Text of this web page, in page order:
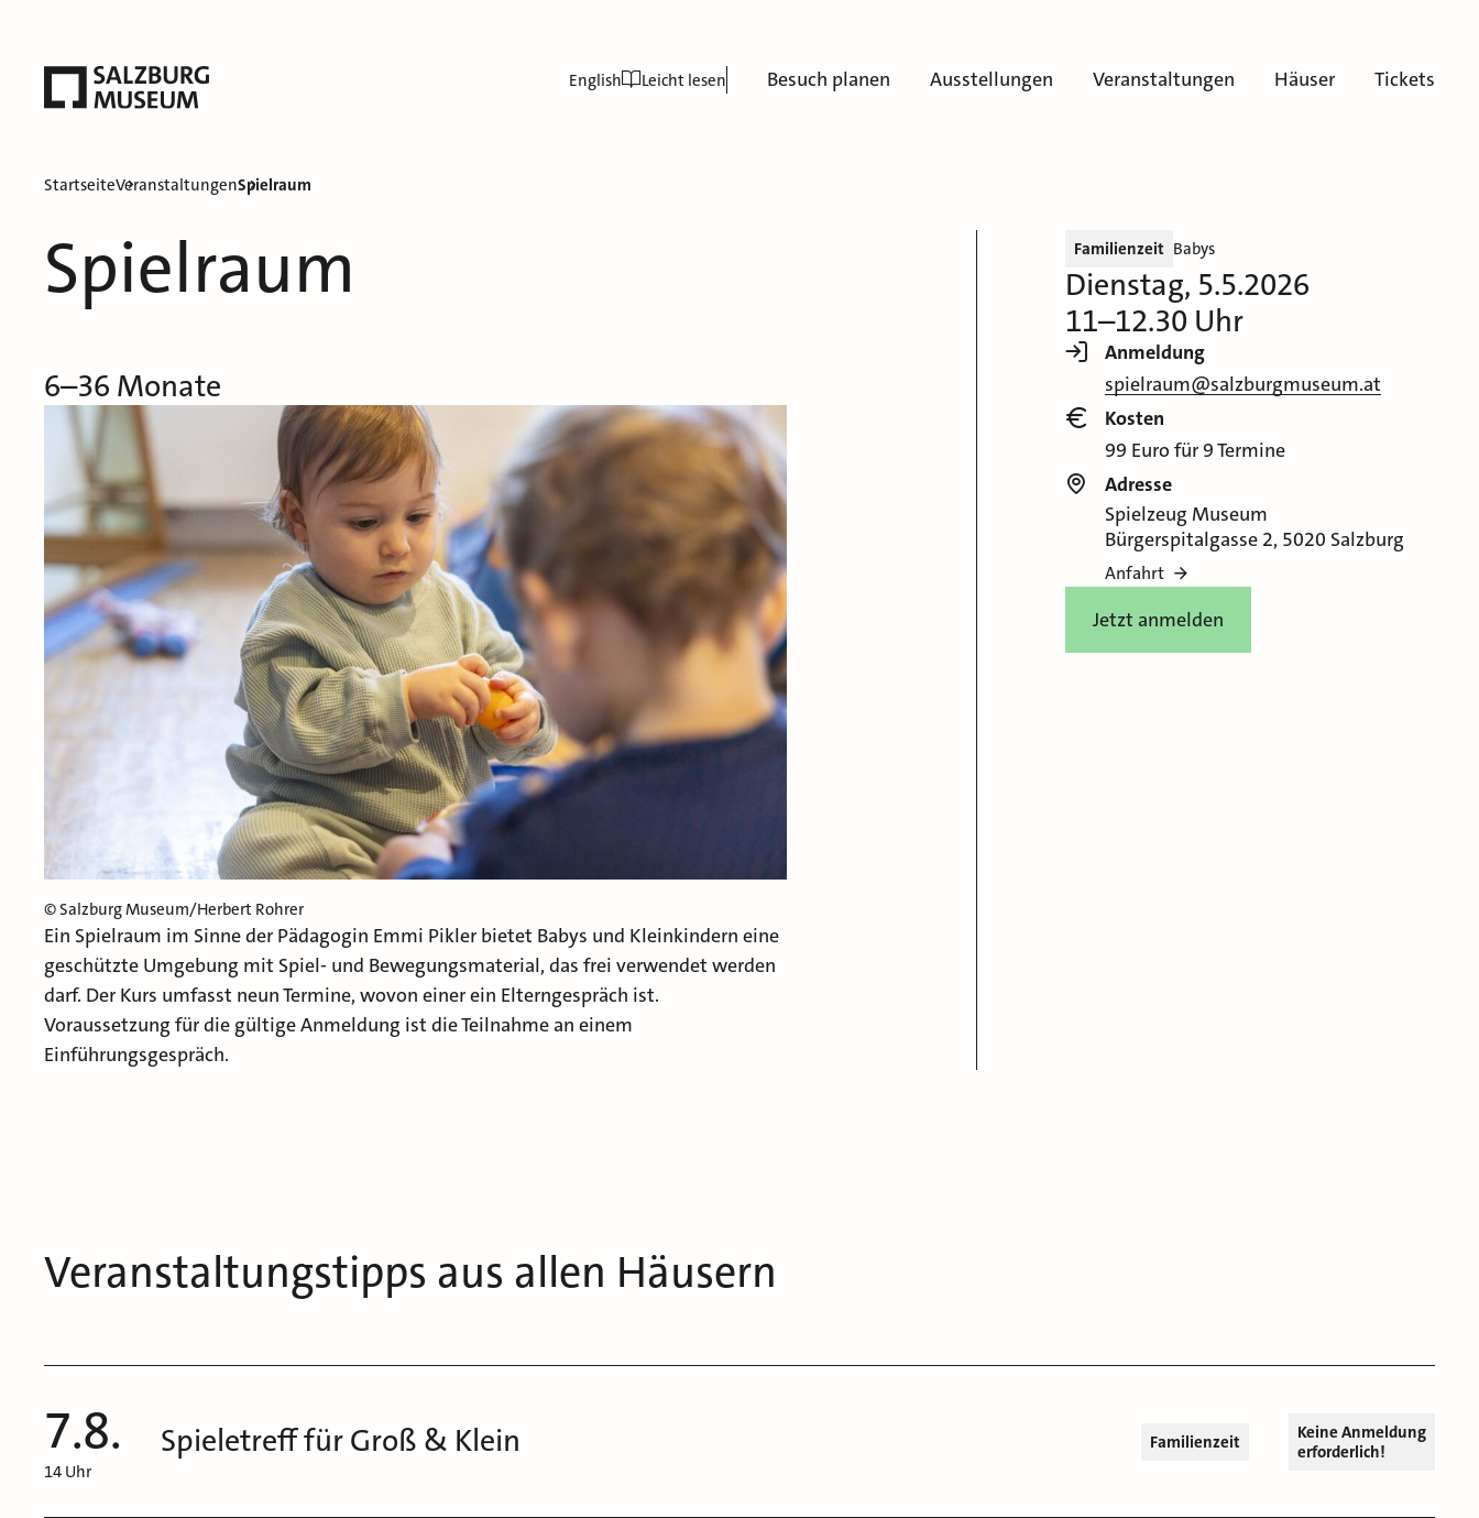
Besuch planen Ausstellungen Veranstaltungen Häuser Tickets
English Leicht lesen
StartseiteVeranstaltungenSpielraum
Spielraum
6–36 Monate
© Salzburg Museum/Herbert Rohrer
Ein Spielraum im Sinne der Pädagogin Emmi Pikler bietet Babys und Kleinkindern eine
geschützte Umgebung mit Spiel- und Bewegungsmaterial, das frei verwendet werden
darf. Der Kurs umfasst neun Termine, wovon einer ein Elterngespräch ist.
Voraussetzung für die gültige Anmeldung ist die Teilnahme an einem
Einführungsgespräch.
Familienzeit Babys
Dienstag, 5.5.2026
11–12.30 Uhr
Anmeldung
spielraum@salzburgmuseum.at
Kosten
99 Euro für 9 Termine
Adresse
Spielzeug Museum
Bürgerspitalgasse 2, 5020 Salzburg
Anfahrt
Jetzt anmelden
Veranstaltungstipps aus allen Häusern
7.8.
14 Uhr
Spieletreff für Groß & Klein Familienzeit
Keine Anmeldung
erforderlich!